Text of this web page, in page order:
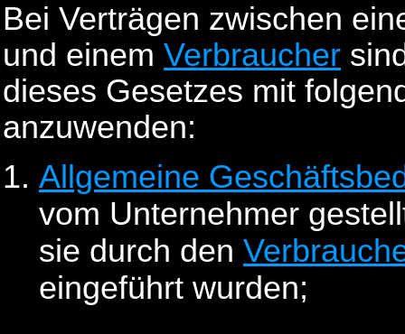
Bei Verträgen zwischen
und einem Verbraucher
dieses Gesetzes mit
anzuwenden:
Allgemeine
vom Unternehmer
sie durch den
eingeführt wurden;